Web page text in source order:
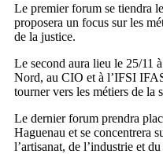
Le premier forum se tiendra
proposera un focus sur les
de la justice.
Le second aura lieu le 25/11
Nord, au CIO et à l’IFSI
tourner vers les métiers de la
Le dernier forum prendra
Haguenau et se concentrera
l’artisanat, de l’industrie et